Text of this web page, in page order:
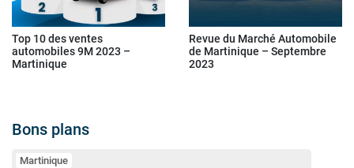
Top 10 des ventes
automobiles 9M 2023 –
Martinique
Revue du Marché Automobile
de Martinique – Septembre
2023
Bons plans
Martinique